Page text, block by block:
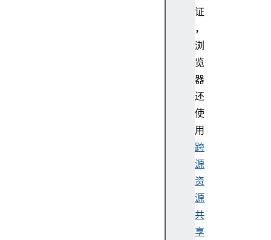
证
，
浏
览
器
还
使
用
跨
源
资
源
共
享